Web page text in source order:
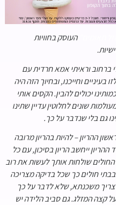
העוסק בחוויות
ברחוב וראיתי אמא חרדית עם
בעיניים וחייכנו, ובחיוך הזה היה
יכולים להבין. הקסים אותי
שונים לחלוטין עדיין שתינו
גם בלי שנדבר על כך.
ההריון – להיות בהריון מרובה
ייחשב הריון בסיכון, עם כל
שולחות אותך לעשות את רוב
בבתי חולים כך שכל בדיקה מצריכה
צריך משכנתא, שלא לדבר על כך
קצה המזלג. גם סביב הלידה יש